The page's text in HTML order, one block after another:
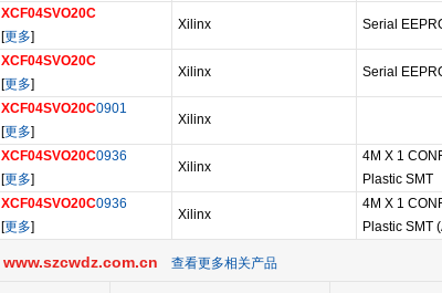
XCF04SVO20C
[更多]
Xilinx Serial
XCF04SVO20C
[更多]
Xilinx Serial
XCF04SVO20C0901
[更多]
Xilinx
XCF04SVO20C0936
[更多]
Xilinx
4M X 1
Plastic SMT
XCF04SVO20C0936
[更多]
Xilinx
4M X 1
Plastic SMT
www.szcwdz.com.cn 查看更多相关产品